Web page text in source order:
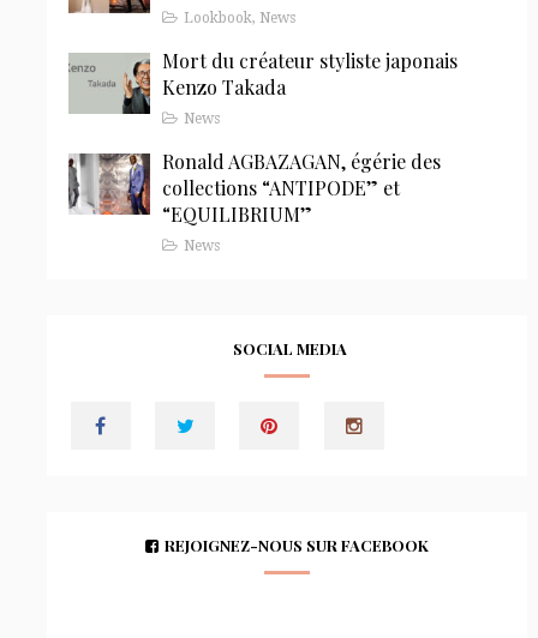
Lookbook, News
Mort du créateur styliste japonais
Kenzo Takada
News
Ronald AGBAZAGAN, égérie des
collections “ANTIPODE” et
“EQUILIBRIUM”
News
SOCIAL MEDIA
REJOIGNEZ-NOUS SUR FACEBOOK